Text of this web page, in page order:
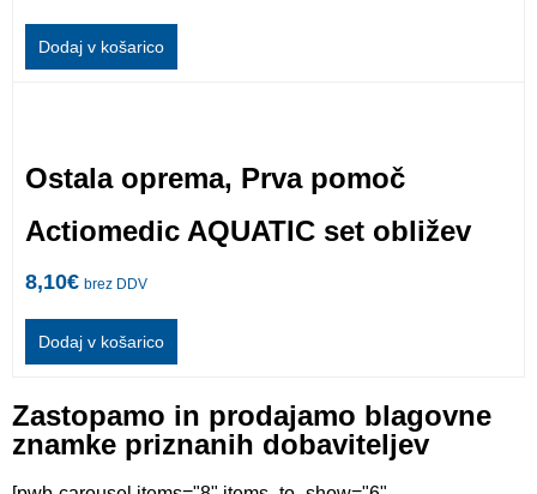
Dodaj v košarico
Ostala oprema, Prva pomoč
Actiomedic AQUATIC set obližev
8,10€ brez DDV
Dodaj v košarico
Zastopamo in prodajamo blagovne
znamke priznanih dobaviteljev